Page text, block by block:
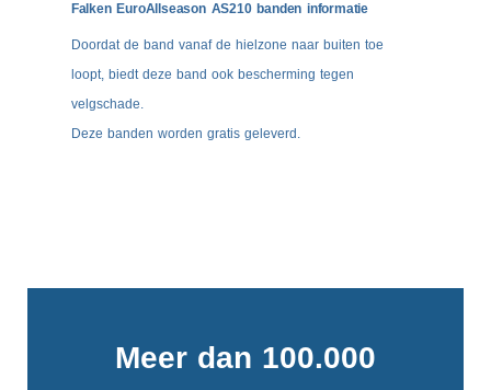
Falken EuroAllseason AS210 banden informatie
Doordat de band vanaf de hielzone naar buiten toe
loopt, biedt deze band ook bescherming tegen
velgschade.
Deze banden worden gratis geleverd.
Meer dan 100.000